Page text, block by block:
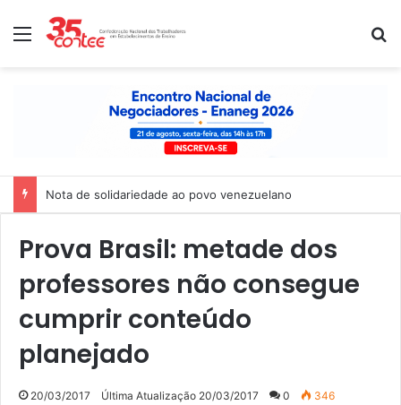
Menu
Nota de solidariedade ao povo venezuelano
Prova Brasil: metade dos
professores não consegue
cumprir conteúdo
planejado
20/03/2017 Última Atualização 20/03/2017 0 346